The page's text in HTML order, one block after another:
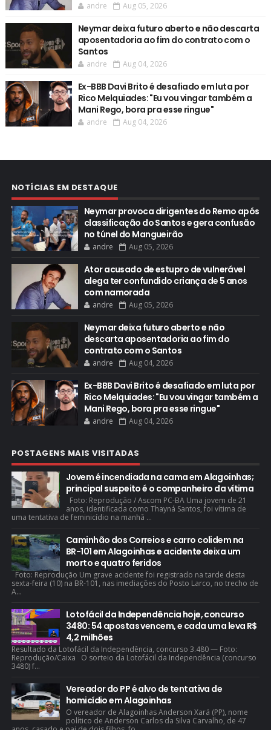
andre Aug 05, 2026
Neymar deixa futuro aberto e não descarta
aposentadoria ao fim do contrato com o
Santos
andre Aug 04, 2026
Ex-BBB Davi Brito é desafiado em luta por
Rico Melquiades: "Eu vou vingar também a
Mani Rego, bora pra esse ringue"
andre Aug 04, 2026
NOTÍCIAS EM DESTAQUE
Neymar provoca dirigentes do Remo após
classificação do Santos e gera confusão
no túnel do Mangueirão
andre Aug 05, 2026
Ator acusado de estupro de vulnerável
alega ter confundido criança de 5 anos
com namorada
andre Aug 05, 2026
Neymar deixa futuro aberto e não
descarta aposentadoria ao fim do
contrato com o Santos
andre Aug 04, 2026
Ex-BBB Davi Brito é desafiado em luta por
Rico Melquiades: "Eu vou vingar também a
Mani Rego, bora pra esse ringue"
andre Aug 04, 2026
POSTAGENS MAIS VISITADAS
Jovem é incendiada na cama em Alagoinhas;
principal suspeito é o companheiro da vítima
Foto: Reprodução / Ascom PC-BA Uma jovem de 21
anos, identificada como Thayná Santos, foi vítima de
uma tentativa de feminicídio na manhã ...
Caminhão dos Correios e carro colidem na
BR-101 em Alagoinhas e acidente deixa um
morto e quatro feridos
Foto: Reprodução Um grave acidente foi registrado na tarde desta
sexta-feira (10) na BR-101, nas imediações do Posto Larco, no trecho de
A...
Lotofácil da Independência hoje, concurso
3480: 54 apostas vencem, e cada uma leva R$
4,2 milhões
Resultado da Lotofácil da Independência, concurso 3.480 — Foto:
Reprodução/Caixa O sorteio da Lotofácil da Independência (concurso
3480) f...
Vereador do PP é alvo de tentativa de
homicídio em Alagoinhas
O vereador de Alagoinhas Anderson Xará (PP), nome
político de Anderson Carlos da Silva Carvalho, de 47